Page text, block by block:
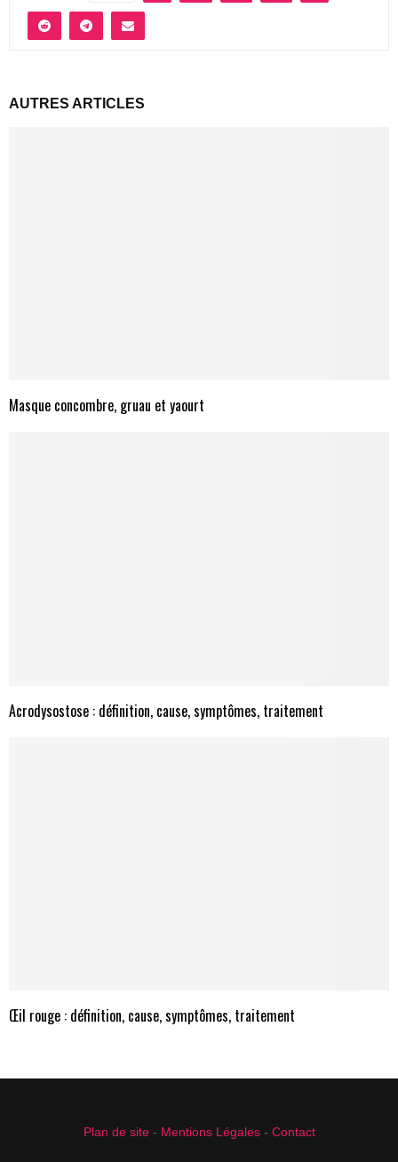
AUTRES ARTICLES
Masque concombre, gruau et yaourt
Acrodysostose : définition, cause, symptômes, traitement
Œil rouge : définition, cause, symptômes, traitement
Plan de site- Mentions Légales- Contact